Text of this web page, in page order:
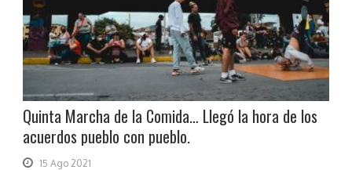
Quinta Marcha de la Comida… Llegó la hora de los
acuerdos pueblo con pueblo.
15 Ago 2021